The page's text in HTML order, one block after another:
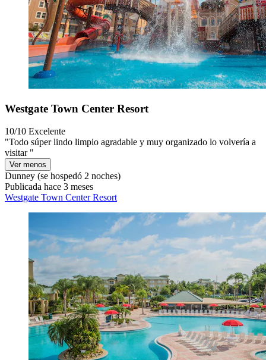
Westgate Town Center Resort
10/10 Excelente
"Todo súper lindo limpio agradable y muy organizado lo volvería a
visitar "
Ver menos
Dunney (se hospedó 2 noches)
Publicada hace 3 meses
Westgate Town Center Resort